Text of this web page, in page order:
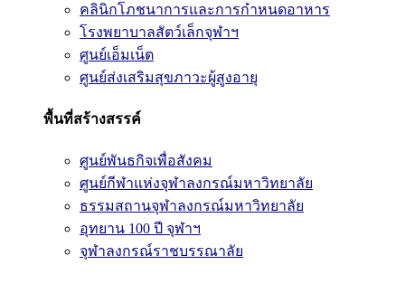
คลินิกโภชนาการและการกำหนดอาหาร
โรงพยาบาลสัตว์เล็กจุฬาฯ
ศูนย์เอ็มเน็ต
ศูนย์ส่งเสริมสุขภาวะผู้สูงอายุ
พื้นที่สร้างสรรค์
ศูนย์พันธกิจเพื่อสังคม
ศูนย์กีฬาแห่งจุฬาลงกรณ์มหาวิทยาลัย
ธรรมสถานจุฬาลงกรณ์มหาวิทยาลัย
อุทยาน 100 ปี จุฬาฯ
จุฬาลงกรณ์ราชบรรณาลัย